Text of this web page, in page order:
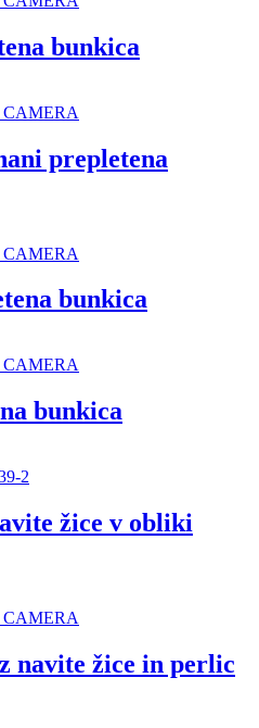
bunkica
prepletena
bunkica
bunkica
žice v obliki
navite žice in perlic